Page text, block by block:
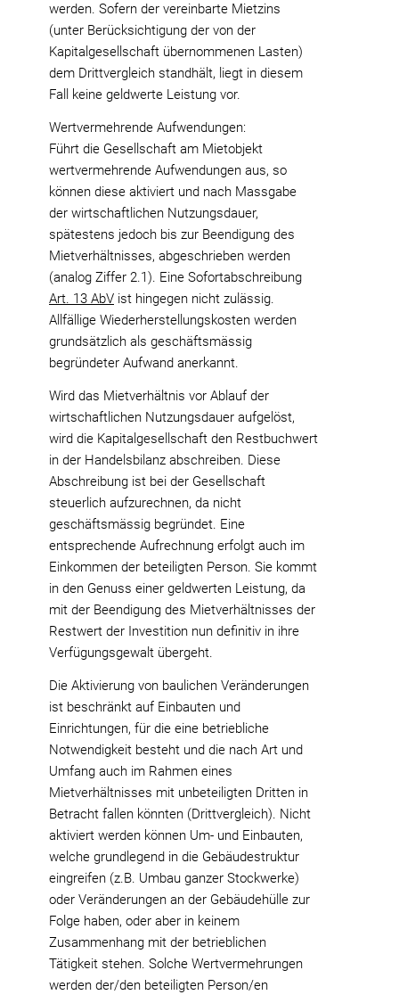
werden. Sofern der vereinbarte Mietzins
(unter Berücksichtigung der von der
Kapitalgesellschaft übernommenen Lasten)
dem Drittvergleich standhält, liegt in diesem
Fall keine geldwerte Leistung vor.
Wertvermehrende Aufwendungen:
Führt die Gesellschaft am Mietobjekt
wertvermehrende Aufwendungen aus, so
können diese aktiviert und nach Massgabe
der wirtschaftlichen Nutzungsdauer,
spätestens jedoch bis zur Beendigung des
Mietverhältnisses, abgeschrieben werden
(analog Ziffer 2.1). Eine Sofortabschreibung
Art. 13 AbV ist hingegen nicht zulässig.
Allfällige Wiederherstellungskosten werden
grundsätzlich als geschäftsmässig
begründeter Aufwand anerkannt.
Wird das Mietverhältnis vor Ablauf der
wirtschaftlichen Nutzungsdauer aufgelöst,
wird die Kapitalgesellschaft den Restbuchwert
in der Handelsbilanz abschreiben. Diese
Abschreibung ist bei der Gesellschaft
steuerlich aufzurechnen, da nicht
geschäftsmässig begründet. Eine
entsprechende Aufrechnung erfolgt auch im
Einkommen der beteiligten Person. Sie kommt
in den Genuss einer geldwerten Leistung, da
mit der Beendigung des Mietverhältnisses der
Restwert der Investition nun definitiv in ihre
Verfügungsgewalt übergeht.
Die Aktivierung von baulichen Veränderungen
ist beschränkt auf Einbauten und
Einrichtungen, für die eine betriebliche
Notwendigkeit besteht und die nach Art und
Umfang auch im Rahmen eines
Mietverhältnisses mit unbeteiligten Dritten in
Betracht fallen könnten (Drittvergleich). Nicht
aktiviert werden können Um- und Einbauten,
welche grundlegend in die Gebäudestruktur
eingreifen (z.B. Umbau ganzer Stockwerke)
oder Veränderungen an der Gebäudehülle zur
Folge haben, oder aber in keinem
Zusammenhang mit der betrieblichen
Tätigkeit stehen. Solche Wertvermehrungen
werden der/den beteiligten Person/en